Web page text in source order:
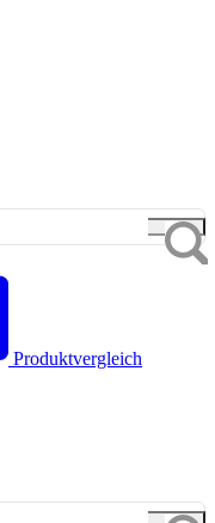
Produktvergleich